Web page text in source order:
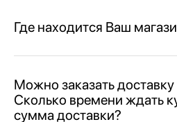
Где находится Ваш
Можно заказать
Сколько времени ждать
сумма доставки?